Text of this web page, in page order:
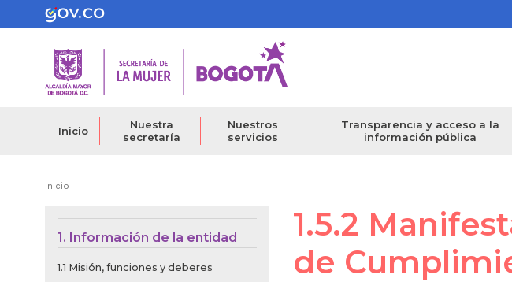
al
contenido
Inicio
Nuestra
secretaría
Nuestros
servicios
Transparencia y acceso a la
información pública
Ruta
de
navegación
Inicio
Menú de Contexto de Ley de
1. Información de la entidad
1.1 Misión, funciones y deberes
1.5.2
de